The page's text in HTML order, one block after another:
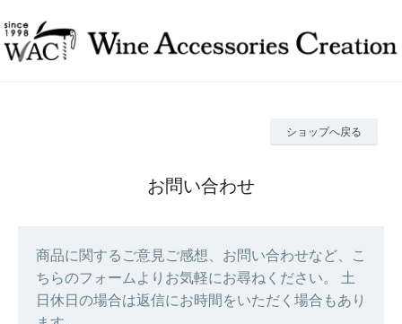
ショップへ戻る
お問い合わせ
商品に関するご意見ご感想、お問い合わせなど、こ
ちらのフォームよりお気軽にお尋ねください。 土
日休日の場合は返信にお時間をいただく場合もあり